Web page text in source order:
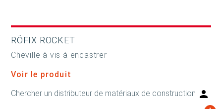
RÖFIX ROCKET
Cheville à vis à encastrer
Voir le produit
Chercher un distributeur de matériaux de construction